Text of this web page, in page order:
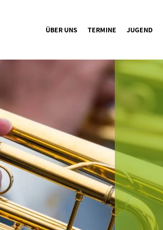
ÜBER UNS TERMINE JUGEND